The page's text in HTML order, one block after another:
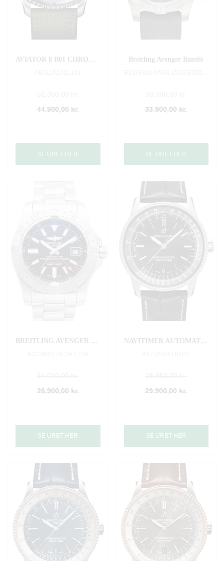
AVIATOR 8 B01 CHRONOGRAPH 43 CURTISS WARHAWK
44.900,00 kr.
SE URET HER
Breitling Avenger Bandit
33.900,00 kr.
SE URET HER
BREITLING AVENGER II GMT
26.900,00 kr.
SE URET HER
NAVITIMER AUTOMATIC 38
29.900,00 kr.
SE URET HER